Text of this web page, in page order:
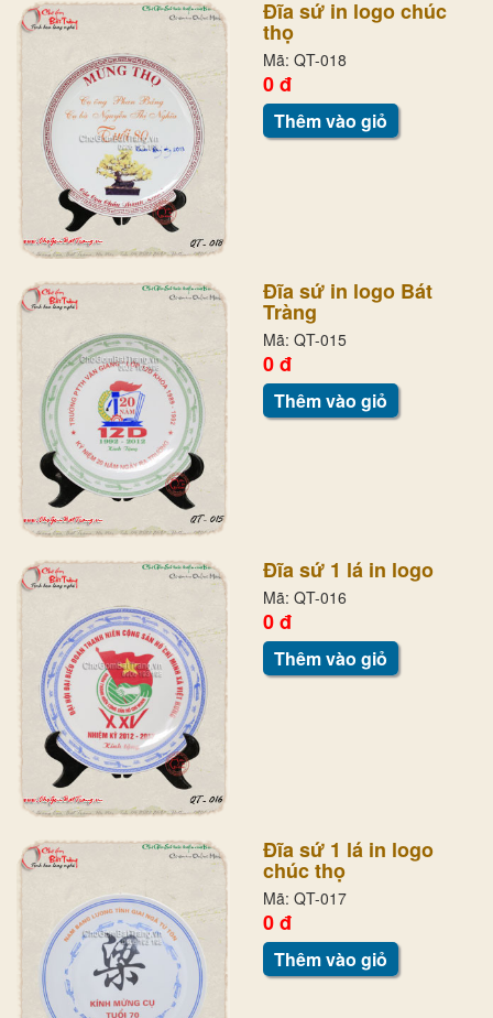
Đĩa sứ in logo chúc
thọ
Mã: QT-018
0 đ
Thêm vào giỏ
Đĩa sứ in logo Bát
Tràng
Mã: QT-015
0 đ
Thêm vào giỏ
Đĩa sứ 1 lá in logo
Mã: QT-016
0 đ
Thêm vào giỏ
Đĩa sứ 1 lá in logo
chúc thọ
Mã: QT-017
0 đ
Thêm vào giỏ